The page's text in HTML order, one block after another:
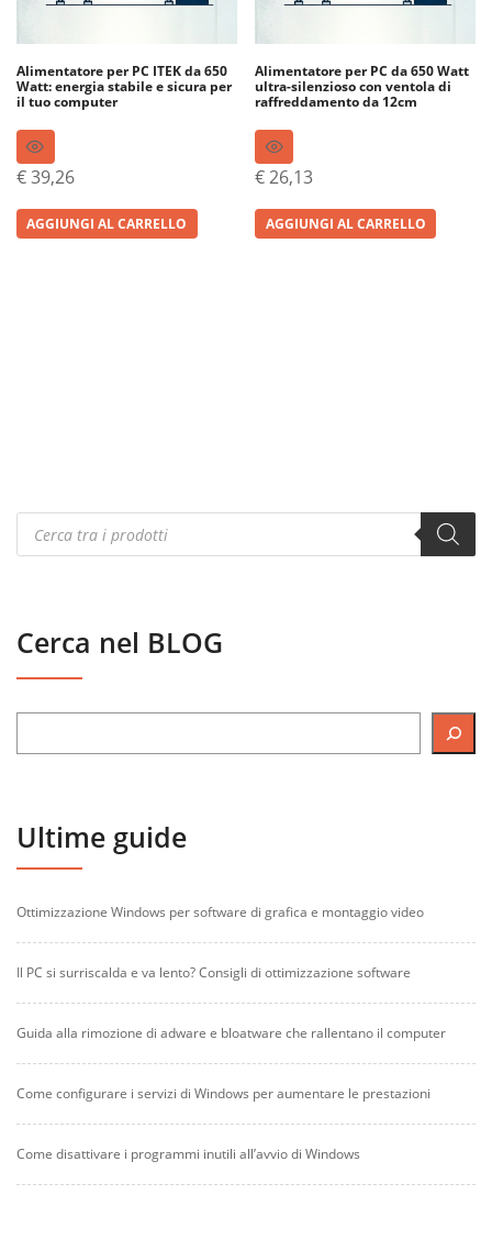
Alimentatore per PC ITEK da 650
Watt: energia stabile e sicura per
il tuo computer
€39,26
AGGIUNGI AL CARRELLO
Alimentatore per PC da 650 Watt
ultra-silenzioso con ventola di
raffreddamento da 12cm
€26,13
AGGIUNGI AL CARRELLO
Products
search
Cerca nel BLOG
Ultime guide
Ottimizzazione Windows per software di grafica e montaggio video
Il PC si surriscalda e va lento? Consigli di ottimizzazione software
Guida alla rimozione di adware e bloatware che rallentano il computer
Come configurare i servizi di Windows per aumentare le prestazioni
Come disattivare i programmi inutili all’avvio di Windows